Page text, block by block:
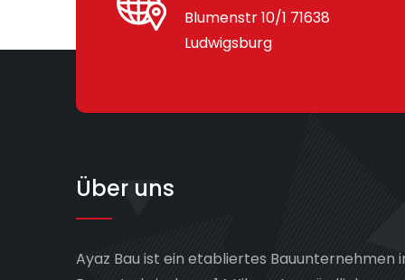
Blumenstr 10/1 71638
Ludwigsburg
Über uns
Ayaz Bau ist ein etabliertes Bauunternehmen